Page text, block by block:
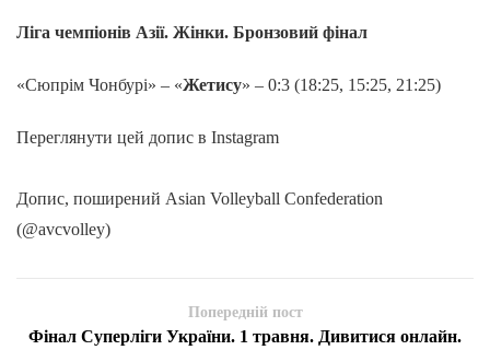
Ліга чемпіонів Азії. Жінки. Бронзовий фінал
«Сюпрім Чонбурі» – «Жетису» – 0:3 (18:25, 15:25, 21:25)
Переглянути цей допис в Instagram
Допис, поширений Asian Volleyball Confederation
(@avcvolley)
Попередній пост
Фінал Суперліги України. 1 травня. Дивитися онлайн.